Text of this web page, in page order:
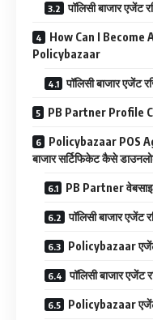
पॉलिसी बाजार
How Can I Become
Policybazaar
पॉलिसी बाजार
PB Partner Profile
Policybazaar POS
बाजार सर्टिफिकेट कैसे
PB Partner
पॉलिसी बाजार एजेंट
Policybazaar
पॉलिसी बाजार
Policybazaar